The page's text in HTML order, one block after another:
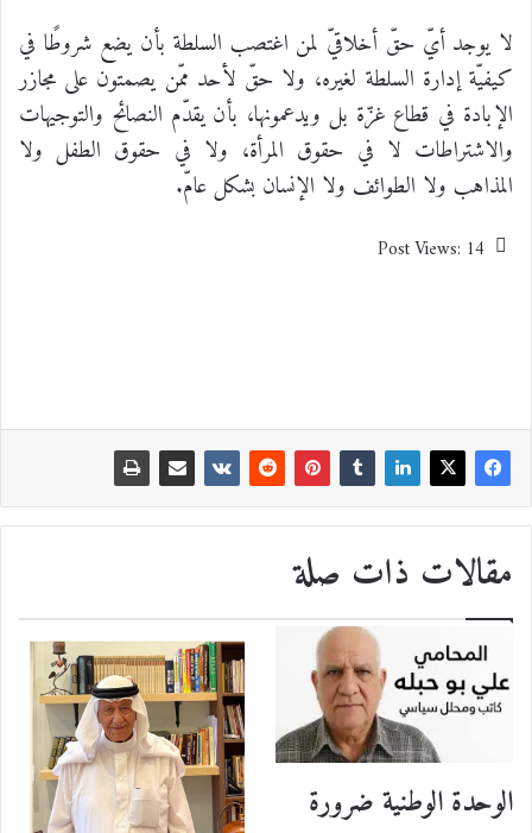
لا يوجد أيّ حقّ أخلاقيّ لمن اغتصب السلطة بأن يضع شروطًا في
كيفيّة إدارة السلطة لغيره، ولا حقّ لأحد ممّن يصمتون على مجازر
الإبادة في قطاع غزّة بل ويدعمونها، بأن يقدّم النصائح والتوجيهات
والاشتراطات لا في حقوق المرأة، ولا في حقوق الطفل ولا
المذاهب ولا الطوائف ولا الإنسان بشكل عامّ.
Post Views: 14
مقالات ذات صلة
الوحدة الوطنية ضرورة